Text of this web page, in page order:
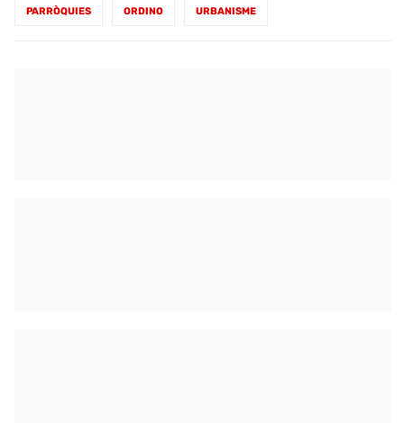
PARRÒQUIES ORDINO URBANISME